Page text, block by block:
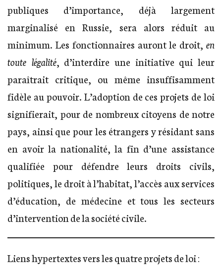
publiques d’importance, déjà largement
marginalisé en Russie, sera alors réduit au
minimum. Les fonctionnaires auront le droit, en
toute légalité, d’interdire une initiative qui leur
paraîtrait critique, ou même insuffisamment
fidèle au pouvoir. L’adoption de ces projets de loi
signifierait, pour de nombreux citoyens de notre
pays, ainsi que pour les étrangers y résidant sans
en avoir la nationalité, la fin d’une assistance
qualifiée pour défendre leurs droits civils,
politiques, le droit à l’habitat, l’accès aux services
d’éducation, de médecine et tous les secteurs
d’intervention de la société civile.
Liens hypertextes vers les quatre projets de loi :